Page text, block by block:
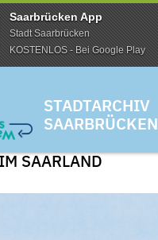
Saarbrücken App
Stadt Saarbrücken
KOSTENLOS - Bei Google Play
STADTARCHIV
SAARBRÜCKEN
SAARLAND